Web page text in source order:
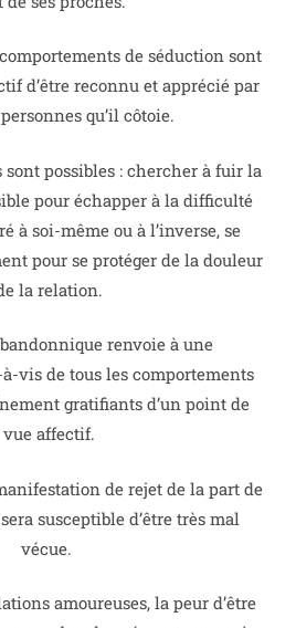
de séduction sont
d’être reconnu et apprécié par
qu’il côtoie.
possibles : chercher à fuir la
pour échapper à la difficulté
à soi-même ou à l’inverse, se
pour se protéger de la douleur
la relation.
renvoie à une
vis de tous les comportements
gratifiants d’un point de
vue affectif.
de rejet de la part de
susceptible d’être très mal
vécue.
amoureuses, la peur d’être